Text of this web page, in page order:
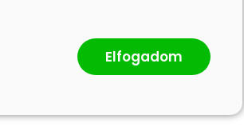
Elfogadom